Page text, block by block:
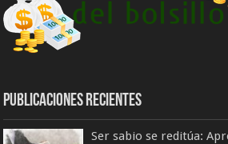
Publicaciones Recientes
Ser sabio se reditúa: